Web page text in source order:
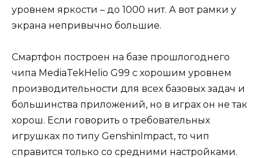
уровнем яркости – до 1000 нит. А вот рамки у
экрана непривычно большие.
Смартфон построен на базе прошлогоднего
чипа MediaTekHelio G99 с хорошим уровнем
производительности для всех базовых задач и
большинства приложений, но в играх он не так
хорош. Если говорить о требовательных
игрушках по типу GenshinImpact, то чип
справится только со средними настройками.